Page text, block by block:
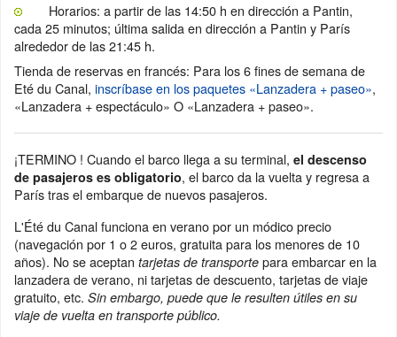
Horarios: a partir de las 14:50 h en dirección a Pantin,
cada 25 minutos; última salida en dirección a Pantin y París
alrededor de las 21:45 h.
Tienda de reservas en francés: Para los 6 fines de semana de
Eté du Canal, inscríbase en los paquetes «Lanzadera + paseo»,
«Lanzadera + espectáculo» O «Lanzadera + paseo».
¡TERMINO ! Cuando el barco llega a su terminal, el descenso
de pasajeros es obligatorio, el barco da la vuelta y regresa a
París tras el embarque de nuevos pasajeros.
L'Été du Canal funciona en verano por un módico precio
(navegación por 1 o 2 euros, gratuita para los menores de 10
años). No se aceptan tarjetas de transporte para embarcar en la
lanzadera de verano, ni tarjetas de descuento, tarjetas de viaje
gratuito, etc. Sin embargo, puede que le resulten útiles en su
viaje de vuelta en transporte público.